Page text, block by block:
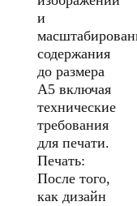
и
содержания
до размера
A5 включая
технические
требования
для печати.
Печать:
После того,
как дизайн